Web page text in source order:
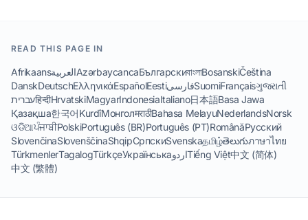
READ THIS PAGE IN
AfrikaansالعربيةAzərbaycancaБългарскиবাংলাBosanskiČeština
DanskDeutschΕλληνικάEspañolEestiفارسیSuomiFrançaisગુજરાતી
עבריתहिन्दीHrvatskiMagyarIndonesiaItaliano日本語Basa Jawa
Қазақша한국어KurdîМонголमराठीBahasa MelayuNederlandsNorsk
ଓଡିଆਪੰਜਾਬੀPolskiPortuguês (BR)Português (PT)RomânăРусский
SlovenčinaSlovenščinaShqipСрпскиSvenskaதமிழ்తెలుగుภาษาไทย
TürkmenlerTagalogTürkçeУкраїнськаاردوTiếng Việt中文 (简体)
中文 (繁體)